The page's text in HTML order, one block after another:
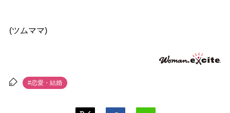
(ツムママ)
#恋愛・結婚